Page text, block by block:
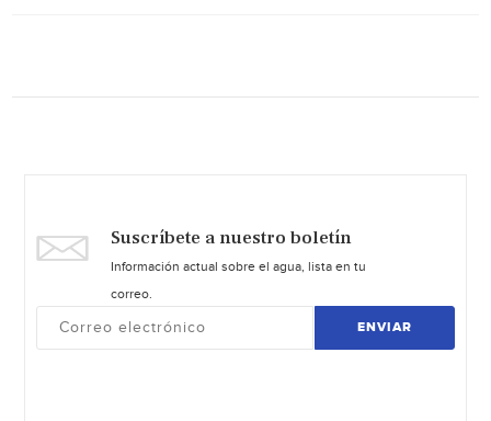
Suscríbete a nuestro boletín
Información actual sobre el agua, lista en tu
correo.
ENVIAR